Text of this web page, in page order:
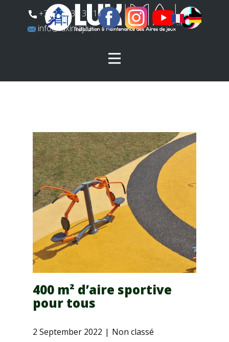
​+352 26 31 37 11
​info@luximaj.lu
400 m² d’aire sportive
pour tous
2 September 2022 Non classé